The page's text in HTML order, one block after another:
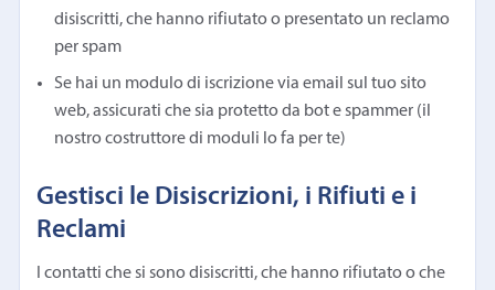
disiscritti, che hanno rifiutato o presentato un reclamo
per spam
Se hai un modulo di iscrizione via email sul tuo sito
web, assicurati che sia protetto da bot e spammer (il
nostro costruttore di moduli lo fa per te)
Gestisci le Disiscrizioni, i Rifiuti e i
Reclami
I contatti che si sono disiscritti, che hanno rifiutato o che